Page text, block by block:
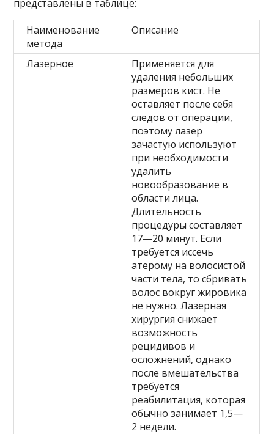
представлены в таблице:
Наименование
метода
Описание
Лазерное
Применяется для
удаления небольших
размеров кист. Не
оставляет после себя
следов от операции,
поэтому лазер
зачастую используют
при необходимости
удалить
новообразование в
области лица.
Длительность
процедуры составляет
17—20 минут. Если
требуется иссечь
атерому на волосистой
части тела, то сбривать
волос вокруг жировика
не нужно. Лазерная
хирургия снижает
возможность
рецидивов и
осложнений, однако
после вмешательства
требуется
реабилитация, которая
обычно занимает 1,5—
2 недели.